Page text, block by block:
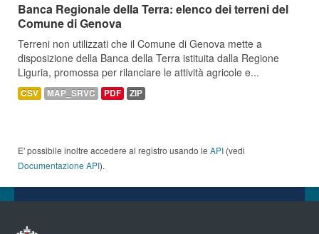
Banca Regionale della Terra: elenco dei terreni del
Comune di Genova
Terreni non utilizzati che il Comune di Genova mette a
disposizione della Banca della Terra istituita dalla Regione
Liguria, promossa per rilanciare le attività agricole e...
CSV MAP_SRVC PDF ZIP
E' possibile inoltre accedere al registro usando le API (vedi
Documentazione API).